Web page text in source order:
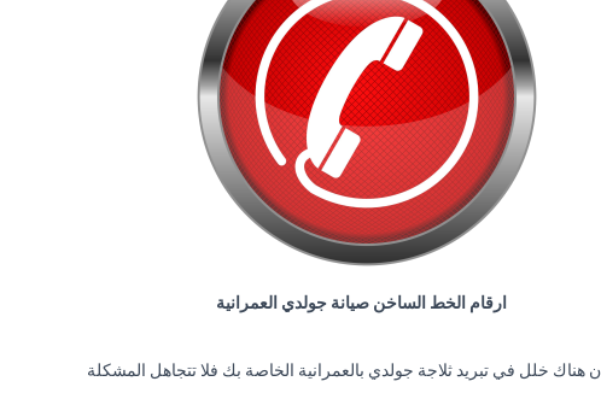
ارقام الخط الساخن صيانة جولدي العمرانية
هناك خلل في تبريد ثلاجة جولدي بالعمرانية الخاصة بك فلا تتجاهل المشكلة